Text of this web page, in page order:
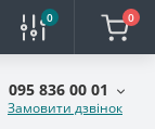
0 0
095 836 00 01
Замовити дзвінок